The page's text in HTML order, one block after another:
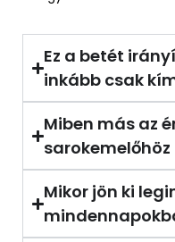
Ez a betét
inkább csak
Miben más az
sarokemelőhöz
Mikor jön ki